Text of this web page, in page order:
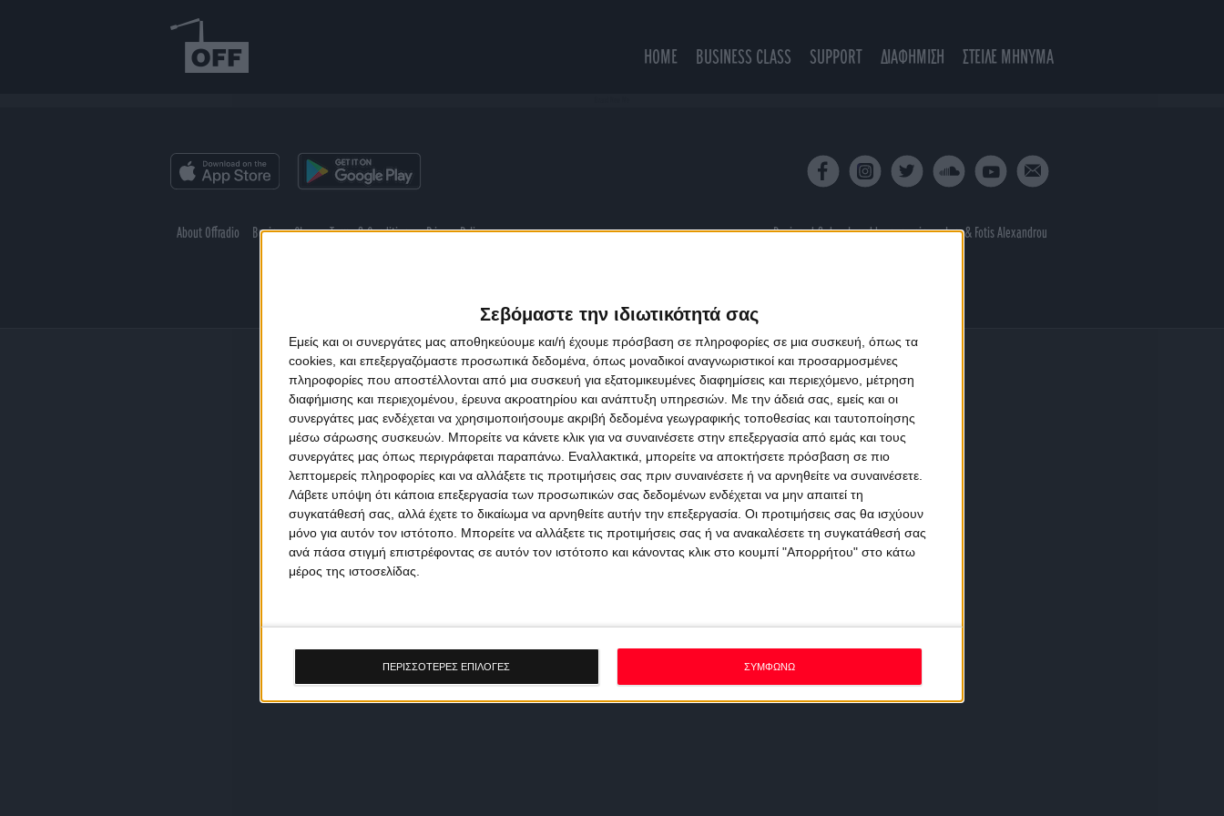
Σεβόμαστε την ιδιωτικότητά σας
Εμείς και οι συνεργάτες μας αποθηκεύουμε και/ή έχουμε πρόσβαση σε πληροφορίες σε μια συσκευή, όπως τα
cookies, και επεξεργαζόμαστε προσωπικά δεδομένα, όπως μοναδικοί αναγνωριστικοί και προσαρμοσμένες
πληροφορίες που αποστέλλονται από μια συσκευή για εξατομικευμένες διαφημίσεις και περιεχόμενο, μέτρηση
διαφήμισης και περιεχομένου, έρευνα ακροατηρίου και ανάπτυξη υπηρεσιών. Με την άδειά σας, εμείς και οι
συνεργάτες μας ενδέχεται να χρησιμοποιήσουμε ακριβή δεδομένα γεωγραφικής τοποθεσίας και ταυτοποίησης
μέσω σάρωσης συσκευών. Μπορείτε να κάνετε κλικ για να συναινέσετε στην επεξεργασία από εμάς και τους
συνεργάτες μας όπως περιγράφεται παραπάνω. Εναλλακτικά, μπορείτε να αποκτήσετε πρόσβαση σε πιο
λεπτομερείς πληροφορίες και να αλλάξετε τις προτιμήσεις σας πριν συναινέσετε ή να αρνηθείτε να συναινέσετε.
Λάβετε υπόψη ότι κάποια επεξεργασία των προσωπικών σας δεδομένων ενδέχεται να μην απαιτεί τη
συγκατάθεσή σας, αλλά έχετε το δικαίωμα να αρνηθείτε αυτήν την επεξεργασία. Οι προτιμήσεις σας θα ισχύουν
μόνο για αυτόν τον ιστότοπο. Μπορείτε να αλλάξετε τις προτιμήσεις σας ή να ανακαλέσετε τη συγκατάθεσή σας
ανά πάσα στιγμή επιστρέφοντας σε αυτόν τον ιστότοπο και κάνοντας κλικ στο κουμπί "Απορρήτου" στο κάτω
μέρος της ιστοσελίδας.
ΠΕΡΙΣΣΟΤΕΡΕΣ ΕΠΙΛΟΓΕΣ ΣΥΜΦΩΝΩ
HOME BUSINESS CLASS SUPPORT ΔΙΑΦΗΜΙΣΗ ΣΤΕΙΛΕ ΜΗΝΥΜΑ
About Offradio Business Class Terms & Conditions Privacy Policy Designed & developed byporcupine colors& Fotis Alexandrou